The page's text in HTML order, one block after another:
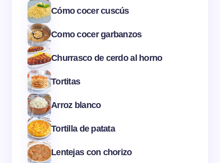
Cómo cocer cuscús
Como cocer garbanzos
Churrasco de cerdo al horno
Tortitas
Arroz blanco
Tortilla de patata
Lentejas con chorizo